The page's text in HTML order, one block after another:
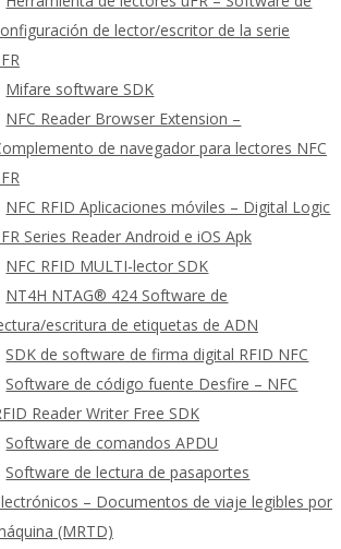
de lector/escritor de la serie
Mifare software SDK
NFC Reader Browser Extension –
de navegador para lectores NFC
NFC RFID Aplicaciones móviles – Digital Logic
Series Reader Android e iOS Apk
NFC RFID MULTI-lector SDK
NT4H NTAG® 424 Software de
escritura de etiquetas de ADN
SDK de software de firma digital RFID NFC
Software de código fuente Desfire – NFC
Reader Writer Free SDK
Software de comandos APDU
Software de lectura de pasaportes
– Documentos de viaje legibles por
(MRTD)